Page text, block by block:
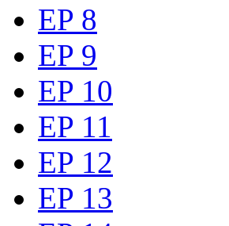
EP 8
EP 9
EP 10
EP 11
EP 12
EP 13